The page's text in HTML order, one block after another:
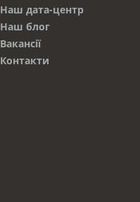
Наш дата-центр
Наш блог
Вакансії
Контакти